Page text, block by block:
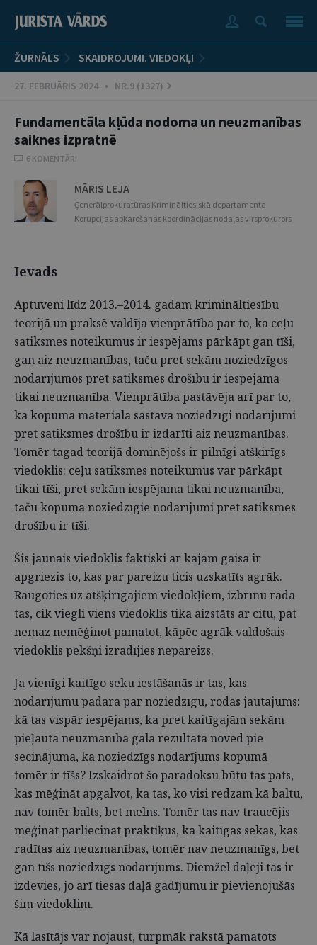
ŽURNĀLS SKAIDROJUMI. VIEDOKĻI
27. FEBRUĀRIS 2024 • NR.9 (1327)
Fundamentāla kļūda nodoma un neuzmanības
saiknes izpratnē
6 KOMENTĀRI
MĀRIS LEJA
Ģenerālprokuratūras Krimināltiesiskā departamenta
Korupcijas apkarošanas koordinācijas nodaļas virsprokurors
Ievads
Aptuveni līdz 2013.–2014. gadam krimināltiesību
teorijā un praksē valdīja vienprātība par to, ka ceļu
satiksmes noteikumus ir iespējams pārkāpt gan tīši,
gan aiz neuzmanības, taču pret sekām noziedzīgos
nodarījumos pret satiksmes drošību ir iespējama
tikai neuzmanība. Vienprātība pastāvēja arī par to,
ka kopumā materiāla sastāva noziedzīgi nodarījumi
pret satiksmes drošību ir izdarīti aiz neuzmanības.
Tomēr tagad teorijā dominējošs ir pilnīgi atšķirīgs
viedoklis: ceļu satiksmes noteikumus var pārkāpt
tikai tīši, pret sekām iespējama tikai neuzmanība,
taču kopumā noziedzīgie nodarījumi pret satiksmes
drošību ir tīši.
Šis jaunais viedoklis faktiski ar kājām gaisā ir
apgriezis to, kas par pareizu ticis uzskatīts agrāk.
Raugoties uz atšķirīgajiem viedokļiem, izbrīnu rada
tas, cik viegli viens viedoklis tika aizstāts ar citu, pat
nemaz nemēģinot pamatot, kāpēc agrāk valdošais
viedoklis pēkšņi izrādījies nepareizs.
Ja vienīgi kaitīgo seku iestāšanās ir tas, kas
nodarījumu padara par noziedzīgu, rodas jautājums:
kā tas vispār iespējams, ka pret kaitīgajām sekām
pieļautā neuzmanība gala rezultātā noved pie
secinājuma, ka noziedzīgs nodarījums kopumā
tomēr ir tīšs? Izskaidrot šo paradoksu būtu tas pats,
kas mēģināt apgalvot, ka tas, ko visi redzam kā baltu,
nav tomēr balts, bet melns. Tomēr tas nav traucējis
mēģināt pārliecināt praktiķus, ka kaitīgās sekas, kas
radītas aiz neuzmanības, tomēr nav neuzmanīgs, bet
gan tīšs noziedzīgs nodarījums. Diemžēl daļēji tas ir
izdevies, jo arī tiesas daļā gadījumu ir pievienojušās
šim viedoklim.
Kā lasītājs var nojaust, turpmāk rakstā pamatots